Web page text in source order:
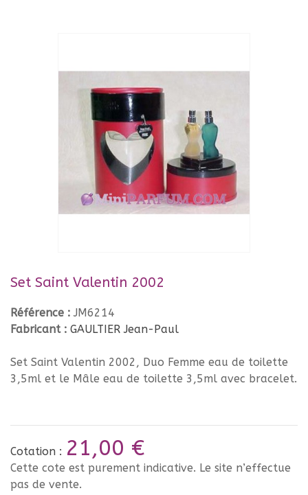
Set Saint Valentin 2002
Référence : JM6214
Fabricant : GAULTIER Jean-Paul
Set Saint Valentin 2002, Duo Femme eau de toilette
3,5ml et le Mâle eau de toilette 3,5ml avec bracelet.
Cotation : 21,00 €
Cette cote est purement indicative. Le site n’effectue
pas de vente.